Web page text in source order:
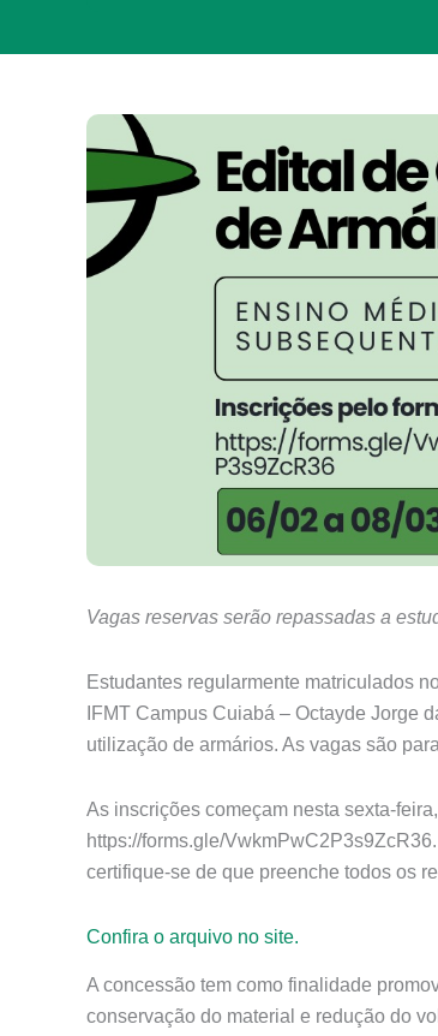
Vagas reservas serão repassadas a
Estudantes regularmente matriculados
IFMT Campus Cuiabá – Octayde Jorge
utilização de armários. As vagas são
As inscrições começam nesta sexta-
https://forms.gle/
certifique-se de que preenche todos os
Confira o arquivo no site.
A concessão tem como finalidade
conservação do material e redução do